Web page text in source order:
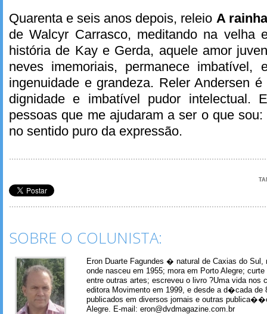
Quarenta e seis anos depois, releio A
de Walcyr Carrasco, meditando na velha
história de Kay e Gerda, aquele amor
neves imemoriais, permanece imbatível,
ingenuidade e grandeza. Reler Andersen
dignidade e imbatível pudor intelectual.
pessoas que me ajudaram a ser o que
no sentido puro da expressão.
SOBRE O COLUNISTA:
Eron Duarte Fagundes � natural de Caxias do Sul,
onde nasceu em 1955; mora em Porto Alegre;
entre outras artes; escreveu o livro ?Uma vida nos
editora Movimento em 1999, e desde a d�cada de
publicados em diversos jornais e outras
Alegre. E-mail: eron@dvdmagazine.com.br